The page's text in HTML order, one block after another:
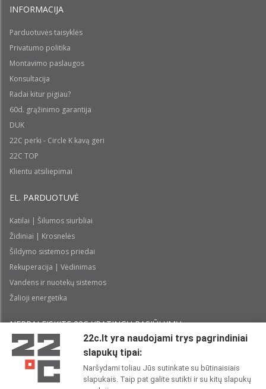
INFORMACIJA
Parduotuvės taisyklės
Privatumo politika
Montavimo paslaugos
Konsultacija
Radai kitur pigiau?
60d. grąžinimo garantija
DUK
22C perki - Circle K kavą geri
22C TOP
Klientu atsiliepimai
EL. PARDUOTUVĖ
Katilai | Šilumos siurbliai
Židiniai | Krosnelės
Šildymo sistemos priedai
Rekuperacija | Vėdinimas
Vandens ir nuotekų sistemos
Žalioji energetika
NEPRALEISKITE 22С YPATINGŲ PASIŪLYMŲ:
Perskaičiau ir sutinku su 22CPrivatumo politika
22c.lt yra naudojami trys pagrindiniai
slapukų tipai:
Naršydami toliau Jūs sutinkate su būtinaisiais
slapukais. Taip pat galite sutikti ir su kitų slapukų